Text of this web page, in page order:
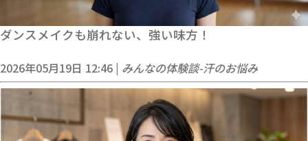
ダンスメイクも崩れない、強い味方！
2026年05月19日 12:46 | みんなの体験談-汗のお悩み